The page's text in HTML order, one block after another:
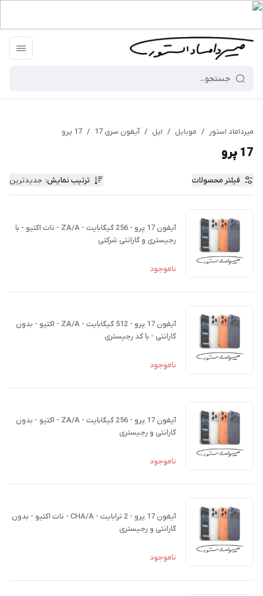
میرداماد استور / موبایل / اپل / آیفون سری 17 / 17 پرو
17 پرو
فیلتر محصولات ترتیب نمایش: جدیدترین
آیفون 17 پرو - 256 گیگابایت - ZA/A - نات اکتیو - با
رجیستری و گارانتی شرکتی
ناموجود
آیفون 17 پرو - 512 گیگابایت - ZA/A - اکتیو - بدون
گارانتی - با کد رجیستری
ناموجود
آیفون 17 پرو - 256 گیگابایت - ZA/A - اکتیو - بدون
گارانتی و رجیستری
ناموجود
آیفون 17 پرو - 2 ترابایت - CHA/A - نات اکتیو - بدون
گارانتی و رجیستری
ناموجود